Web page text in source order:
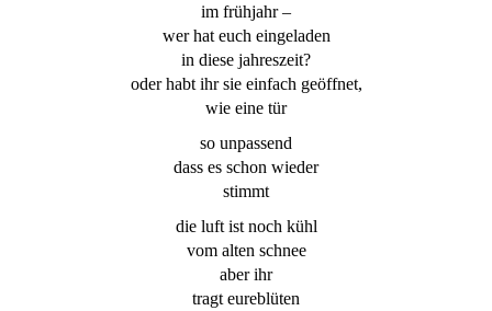
im frühjahr –
wer hat euch eingeladen
in diese jahreszeit?
oder habt ihr sie einfach geöffnet,
wie eine tür
so unpassend
dass es schon wieder
stimmt
die luft ist noch kühl
vom alten schnee
aber ihr
tragt eureblüten